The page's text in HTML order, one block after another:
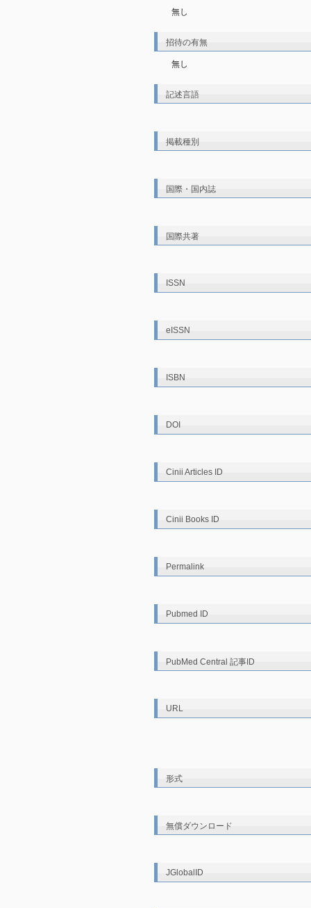
無し
招待の有無
無し
記述言語
掲載種別
国際・国内誌
国際共著
ISSN
eISSN
ISBN
DOI
Cinii Articles ID
Cinii Books ID
Permalink
Pubmed ID
PubMed Central 記事ID
URL
形式
無償ダウンロード
JGlobalID